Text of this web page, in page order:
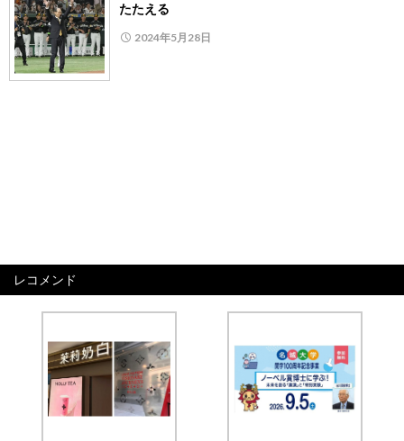
たたえる
2024年5月28日
レコメンド